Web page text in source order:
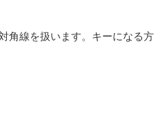
角線を扱います。キーになる方